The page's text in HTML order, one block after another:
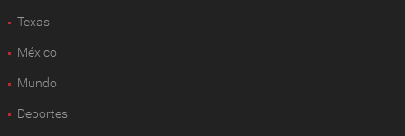
Texas
México
Mundo
Deportes